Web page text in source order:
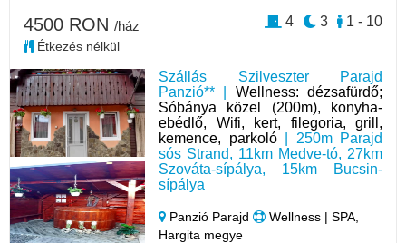
Szállás Szilveszter Parajd
Panzió** | Wellness: dézsafürdő;
Sóbánya közel (200m), konyha-
ebédlő, Wifi, kert, filegoria, grill,
kemence, parkoló| 250m Parajd
sós Strand, 11km Medve-tó, 27km
Szováta-sípálya, 15km Bucsin-
sípálya
Panzió Parajd
Wellness | SPA,
Hargita megye
4500 RON /ház
Étkezés nélkül
1 - 10
3
4